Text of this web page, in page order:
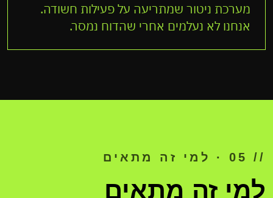
מערכת ניטור שמתריעה על פעילות חשודה.
אנחנו לא נעלמים אחרי שהדוח נמסר.
// 05 · למי זה מתאים
למי זה מתאים